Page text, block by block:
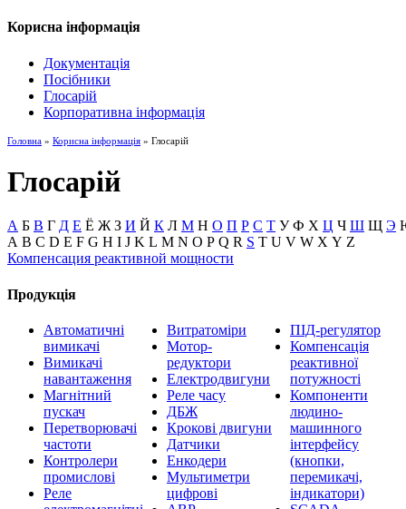
Корисна інформація
Документація
Посібники
Глосарій
Корпоративна інформація
Головна » Корисна інформація » Глосарій
Глосарій
А Б В Г Д Е Ё Ж З И Й К Л М Н О П Р С Т У Ф Х Ц Ч Ш Щ Э
A B C D E F G H I J K L M N O P Q R S T U V W X Y Z
Компенсация реактивной мощности
Продукція
Автоматичні
вимикачі
Вимикачі
навантаження
Магнітний
пускач
Перетворювачі
частоти
Контролери
промислові
Реле
Витратоміри
Мотор-
редуктори
Електродвигуни
Реле часу
ДБЖ
Крокові двигуни
Датчики
Енкодери
Мультиметри
цифрові
ПІД-регулятор
Компенсація
реактивної
потужності
Компоненти
людино-
машинного
інтерфейсу
(кнопки,
перемикачі,
індикатори)